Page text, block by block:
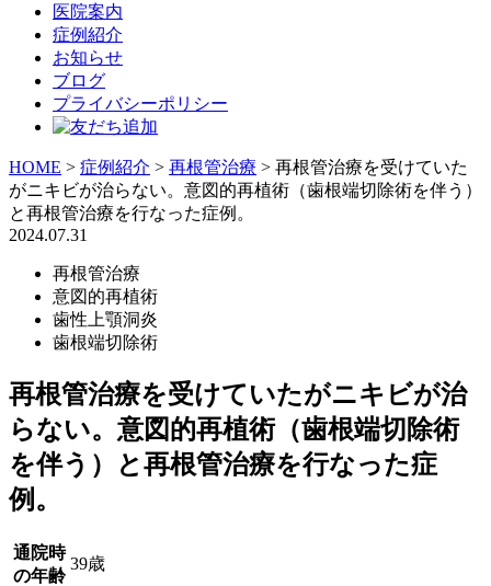
医院案内
症例紹介
お知らせ
ブログ
プライバシーポリシー
HOME > 症例紹介 > 再根管治療 > 再根管治療を受けていた
がニキビが治らない。意図的再植術（歯根端切除術を伴う）
と再根管治療を行なった症例。
2024.07.31
再根管治療
意図的再植術
歯性上顎洞炎
歯根端切除術
再根管治療を受けていたがニキビが治
らない。意図的再植術（歯根端切除術
を伴う）と再根管治療を行なった症
例。
通院時
の年齢
39歳